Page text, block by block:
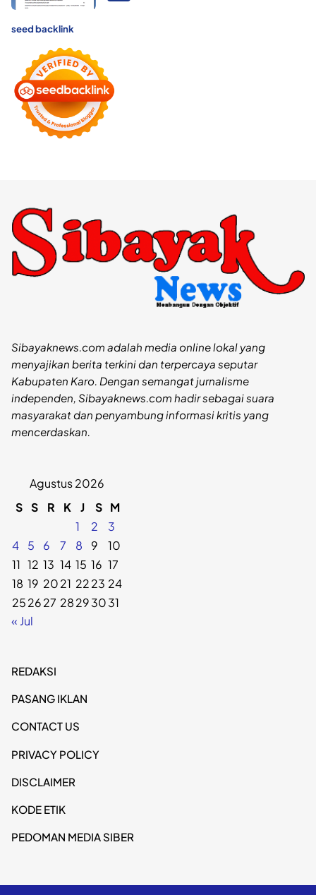
seed backlink
Sibayaknews.com adalah media online lokal yang
menyajikan berita terkini dan terpercaya seputar
Kabupaten Karo. Dengan semangat jurnalisme
independen, Sibayaknews.com hadir sebagai suara
masyarakat dan penyambung informasi kritis yang
mencerdaskan.
Agustus 2026
S S R K J S M
1
2
3
4
5 6 7 8 9
10
11 12 13 14 15 16 17
18 19 2021 2223 24
252627 28293031
« Jul
REDAKSI
PASANG IKLAN
CONTACT US
PRIVACY POLICY
DISCLAIMER
KODE ETIK
PEDOMAN MEDIA SIBER